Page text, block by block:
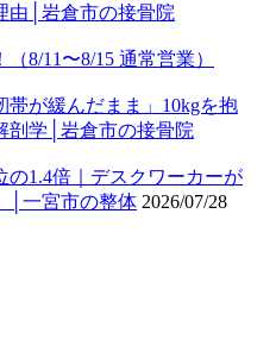
由│岩倉市の接骨院
8/11〜8/15 通常営業）
帯が緩んだまま」10kgを抱
剖学│岩倉市の接骨院
の1.4倍｜デスクワーカーが
│一宮市の整体 2026/07/28